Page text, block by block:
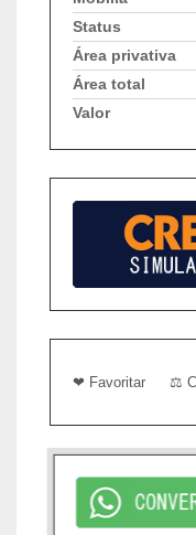
Status
Área privativa
Área total
Valor
❤ Favoritar ⚖